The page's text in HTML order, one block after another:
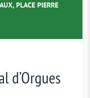
PLACE PIERRE
d’Orgues